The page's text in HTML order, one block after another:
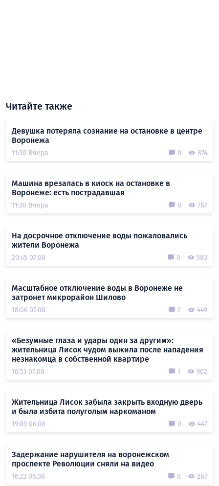
Читайте также
Девушка потеряла сознание на остановке в центре
Воронежа
11:50 Вчера 0 874
Машина врезалась в киоск на остановке в
Воронеже: есть пострадавшая
11:30 Вчера 0 787
На досрочное отключение воды пожаловались
жители Воронежа
20:45 07.08 0 583
Масштабное отключение воды в Воронеже не
затронет микрорайон Шилово
18:06 07.08 2 449
«Безумные глаза и удары один за другим»:
жительница Лисок чудом выжила после нападения
незнакомца в собственной квартире
16:53 07.08 1 902
Жительница Лисок забыла закрыть входную дверь
и была избита полуголым наркоманом
19:09 06.08 0 447
Задержание нарушителя на воронежском
проспекте Революции сняли на видео
16:22 06.08 0 287